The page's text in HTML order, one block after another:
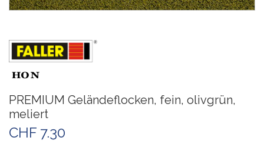
PREMIUM Geländeflocken, fein, olivgrün,
meliert
CHF 7.30